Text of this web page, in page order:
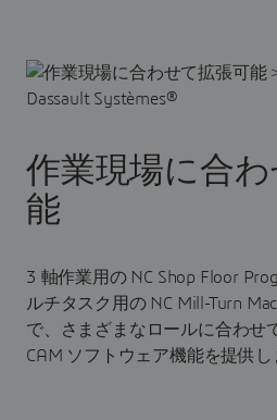
作業現場に合わ
能
3 軸作業用の NC Shop Floor
ルチタスク用の NC Mill-Turn
で、さまざまなロールに合わせ
CAM ソフトウェア機能を提供し